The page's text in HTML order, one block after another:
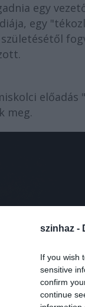
szinhaz -
If you wish
sensitive
confirm
continue
egy
egy
meg.